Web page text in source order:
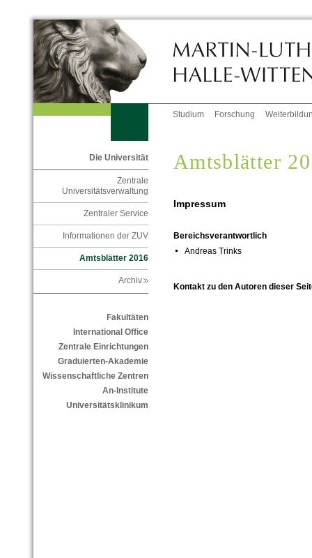
Studium Forschung
Die Universität
Zentrale
Universitätsverwaltung
Zentraler Service
Informationen der ZUV
Amtsblätter 2016
Archiv
Fakultäten
International Office
Zentrale Einrichtungen
Graduierten-Akademie
Wissenschaftliche Zentren
An-Institute
Universitätsklinikum
Amtsblätter
Impressum
Bereichsverantwortlich
Andreas Trinks
Kontakt zu den Autoren dieser